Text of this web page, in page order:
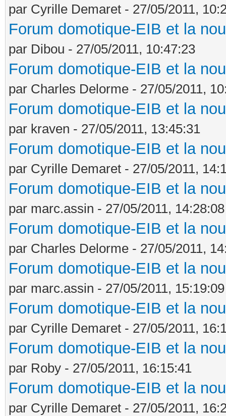
par Cyrille Demaret - 27/05/2011,
Forum domotique-EIB et la
par Dibou - 27/05/2011, 10:47:23
Forum domotique-EIB et la
par Charles Delorme - 27/05/2011,
Forum domotique-EIB et la
par kraven - 27/05/2011, 13:45:31
Forum domotique-EIB et la
par Cyrille Demaret - 27/05/2011,
Forum domotique-EIB et la
par marc.assin - 27/05/2011, 14:28:08
Forum domotique-EIB et la
par Charles Delorme - 27/05/2011,
Forum domotique-EIB et la
par marc.assin - 27/05/2011, 15:19:09
Forum domotique-EIB et la
par Cyrille Demaret - 27/05/2011,
Forum domotique-EIB et la
par Roby - 27/05/2011, 16:15:41
Forum domotique-EIB et la
par Cyrille Demaret - 27/05/2011,